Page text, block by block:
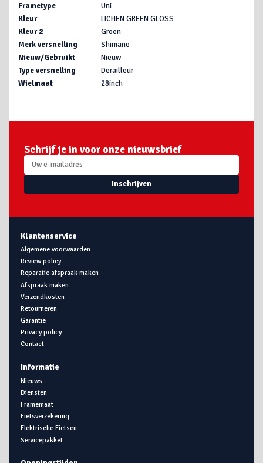
Frametype
Uni
Kleur
LICHEN GREEN GLOSS
Kleur 2
Groen
Merk versnelling
Shimano
Nieuw/Gebruikt
Nieuw
Type versnelling
Derailleur
Wielmaat
28inch
Schrijf je in voor onze nieuwsbrief
Inschrijven
Klantenservice
Algemene voorwaarden
Review policy
Reparatie afspraak maken
Afspraak maken
Verzendkosten
Retourneren
Garantie
Privacy policy
Contact
Informatie
Nieuws
Diensten
Framemaat
Fietsverzekering
Elektrische Fietsen
Servicepakket